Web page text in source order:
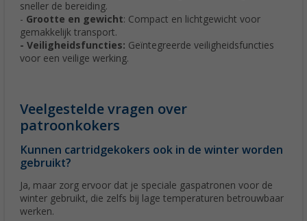
sneller de bereiding.
- Grootte en gewicht: Compact en lichtgewicht voor
gemakkelijk transport.
- Veiligheidsfuncties: Geïntegreerde veiligheidsfuncties
voor een veilige werking.
Veelgestelde vragen over
patroonkokers
Kunnen cartridgekokers ook in de winter worden
gebruikt?
Ja, maar zorg ervoor dat je speciale gaspatronen voor de
winter gebruikt, die zelfs bij lage temperaturen betrouwbaar
werken.